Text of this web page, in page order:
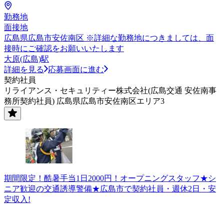
勤務地
面接地
広島県広島市安佐南区 ※詳細な勤務地につきましては、面
接時にご確認をお願いいたします
大原(広島)駅
詳細を見る
応募画面に進む
契約社員
リライアンス・セキュリティー株式会社(広島交通 安佐南事
務所契約社員) 広島県広島市安佐南区エリア3
期間限定！酷暑手当1日2000円！オープニングスタッフ★シ
ニア歓迎の交通誘導警備★広島市で契約社員・週休2日・安
定収入!